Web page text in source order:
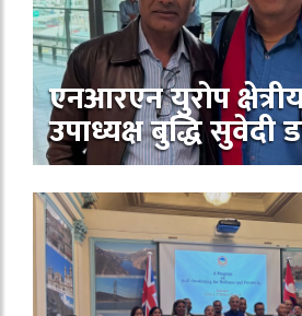
एनआरएन युरोप
उपाध्यक्ष बुद्धि सुवेदी